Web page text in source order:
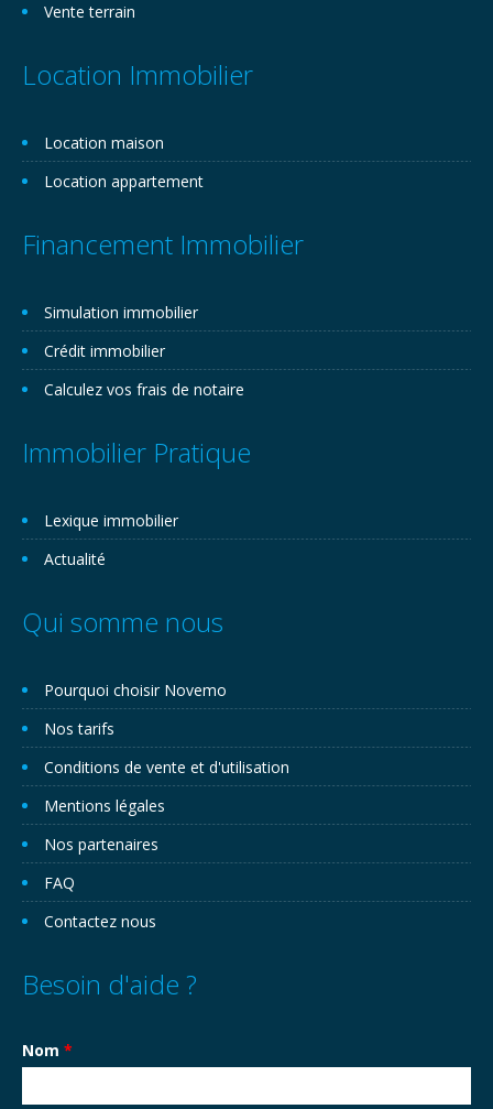
Vente terrain
Location Immobilier
Location maison
Location appartement
Financement Immobilier
Simulation immobilier
Crédit immobilier
Calculez vos frais de notaire
Immobilier Pratique
Lexique immobilier
Actualité
Qui somme nous
Pourquoi choisir Novemo
Nos tarifs
Conditions de vente et d'utilisation
Mentions légales
Nos partenaires
FAQ
Contactez nous
Besoin d'aide ?
Nom *